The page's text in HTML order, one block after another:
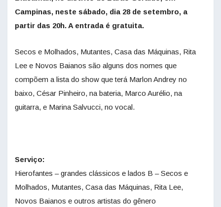
Campinas, neste sábado, dia 28 de setembro, a
partir das 20h. A entrada é gratuita.
Secos e Molhados, Mutantes, Casa das Máquinas, Rita
Lee e Novos Baianos são alguns dos nomes que
compõem a lista do show que terá Marlon Andrey no
baixo, César Pinheiro, na bateria, Marco Aurélio, na
guitarra, e Marina Salvucci, no vocal.
Serviço:
Hierofantes – grandes clássicos e lados B – Secos e
Molhados, Mutantes, Casa das Máquinas, Rita Lee,
Novos Baianos e outros artistas do gênero